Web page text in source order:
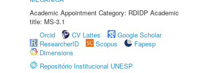
Academic Appointment Category: RDIDP Academic
title: MS-3.1
Orcid
CV Lattes
Google Scholar
ResearcherID
Scopus
Fapesp
Dimensions
Repositório Institucional UNESP